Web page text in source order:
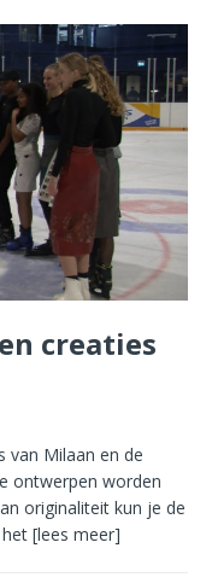
creaties
van Milaan en de
ontwerpen worden
originaliteit kun je de
[lees meer]